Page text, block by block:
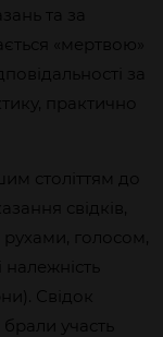
та за
«мертвою»
за
практично
століттям до
свідків,
рухами, голосом,
Свідок
участь